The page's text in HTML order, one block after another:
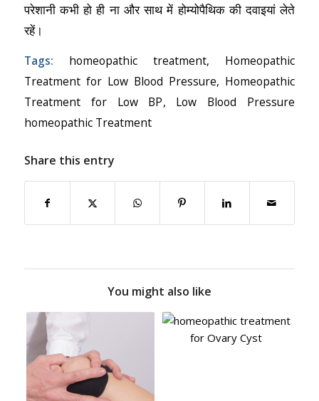
परेशानी कभी हो ही ना और साथ में होम्योपैथिक की दवाइयां लेते
रहें।
Tags: homeopathic treatment, Homeopathic
Treatment for Low Blood Pressure, Homeopathic
Treatment for Low BP, Low Blood Pressure
homeopathic Treatment
Share this entry
You might also like